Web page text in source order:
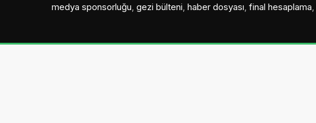
medya sponsorluğu, gezi bülteni, haber dosyası, final hesaplama,